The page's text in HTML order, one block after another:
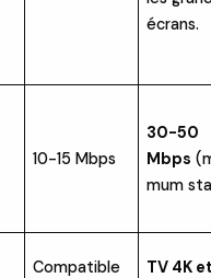
écrans.
10-15 Mbps
30-50
Mbps
mum
Compatible
TV 4K et